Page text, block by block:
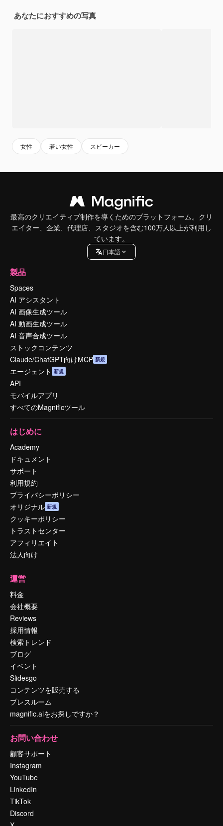
あなたにおすすめの写真
女性 若い女性 スピーカー
最高のクリエイティブ制作を導くためのプラットフォーム。クリ
エイター、企業、代理店、スタジオを含む100万人以上が利用し
ています。
日本語
製品
Spaces
AI アシスタント
AI 画像生成ツール
AI 動画生成ツール
AI 音声合成ツール
ストックコンテンツ
Claude/ChatGPT向けMCP 新規
エージェント 新規
API
モバイルアプリ
すべてのMagnificツール
はじめに
Academy
ドキュメント
サポート
利用規約
プライバシーポリシー
オリジナル 新規
クッキーポリシー
トラストセンター
アフィリエイト
法人向け
運営
料金
会社概要
Reviews
採用情報
検索トレンド
ブログ
イベント
Slidesgo
コンテンツを販売する
プレスルーム
magnific.aiをお探しですか？
お問い合わせ
顧客サポート
Instagram
YouTube
LinkedIn
TikTok
Discord